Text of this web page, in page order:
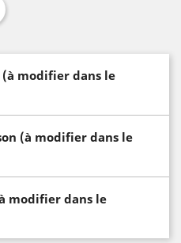
modifier dans le
(à modifier dans le
modifier dans le